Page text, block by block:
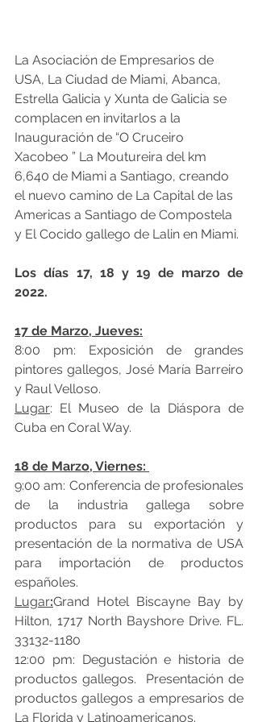
La Asociación de Empresarios de
USA, La Ciudad de Miami, Abanca,
Estrella Galicia y Xunta de Galicia se
complacen en invitarlos a la
Inauguración de “O Cruceiro
Xacobeo ” La Moutureira del km
6,640 de Miami a Santiago, creando
el nuevo camino de La Capital de las
Americas a Santiago de Compostela
y El Cocido gallego de Lalin en Miami.
Los días 17, 18 y 19 de marzo de
2022.
17 de Marzo, Jueves:
8:00 pm: Exposición de grandes
pintores gallegos, José María Barreiro
y Raul Velloso.
Lugar: El Museo de la Diáspora de
Cuba en Coral Way.
18 de Marzo, Viernes:
9:00 am: Conferencia de profesionales
de la industria gallega sobre
productos para su exportación y
presentación de la normativa de USA
para importación de productos
españoles.
Lugar:Grand Hotel Biscayne Bay by
Hilton, 1717 North Bayshore Drive. FL.
33132-1180
12:00 pm: Degustación e historia de
productos gallegos.  Presentación de
productos gallegos a empresarios de
La Florida y Latinoamericanos.